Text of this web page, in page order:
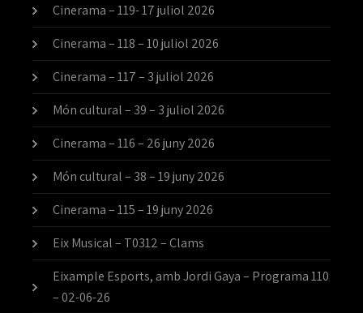
Cinerama – 119- 17 juliol 2026
Cinerama – 118 – 10 juliol 2026
Cinerama – 117 – 3 juliol 2026
Món cultural – 39 – 3 juliol 2026
Cinerama – 116 – 26 juny 2026
Món cultural – 38 – 19 juny 2026
Cinerama – 115 – 19 juny 2026
Eix Musical – T0312 – Clams
Eixample Esports, amb Jordi Gaya – Programa 110
– 02-06-26